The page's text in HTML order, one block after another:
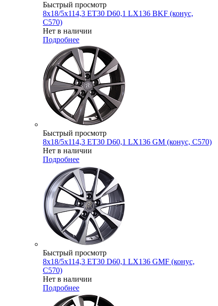
Быстрый просмотр
8x18/5x114,3 ET30 D60,1 LX136 BKF (конус,
C570)
Нет в наличии
Подробнее
Быстрый просмотр
8x18/5x114,3 ET30 D60,1 LX136 GM (конус, C570)
Нет в наличии
Подробнее
Быстрый просмотр
8x18/5x114,3 ET30 D60,1 LX136 GMF (конус,
C570)
Нет в наличии
Подробнее